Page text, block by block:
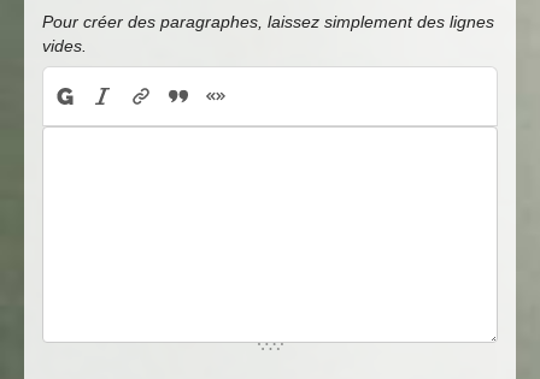
Pour créer des paragraphes, laissez simplement des lignes
vides.